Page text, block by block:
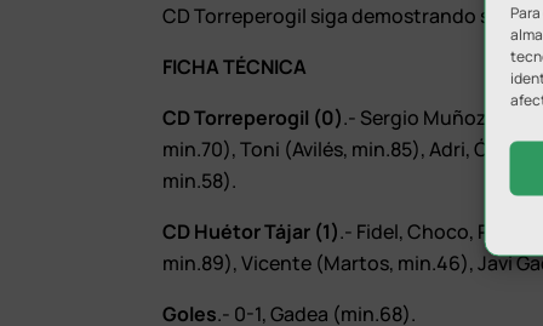
CD Torreperogil siga demostrando su
FICHA TÉCNICA
CD Torreperogil (0).- Sergio Muñoz,
min.70), Toni (Avilés, min.85), Adri, Óscar,
min.58).
CD Huétor Tájar (1).- Fidel, Choco, Peri,
min.89), Vicente (Martos, min.46), Javi
Goles.- 0-1, Gadea (min.68).